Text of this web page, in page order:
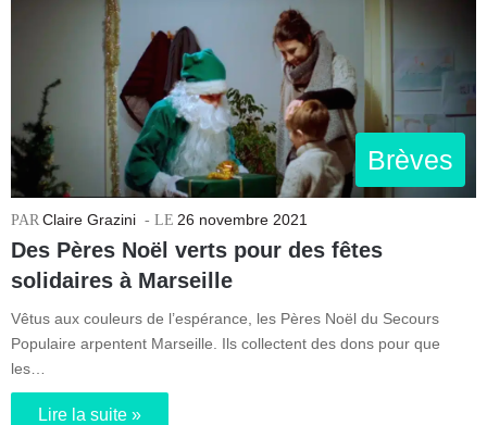
Brèves
Claire Grazini 26 novembre 2021
Des Pères Noël verts pour des fêtes
solidaires à Marseille
Vêtus aux couleurs de l’espérance, les Pères Noël du Secours
Populaire arpentent Marseille. Ils collectent des dons pour que
les…
Lire la suite »